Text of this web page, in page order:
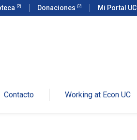
Donaciones Mi Portal UC
Contacto Working at Econ UC